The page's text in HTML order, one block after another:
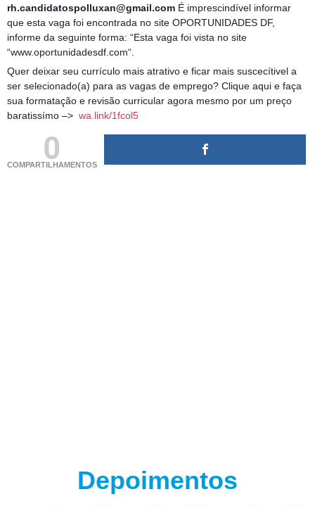
rh.candidatospolluxan@gmail.com É imprescindível informar
que esta vaga foi encontrada no site OPORTUNIDADES DF,
informe da seguinte forma: “Esta vaga foi vista no site
“www.oportunidadesdf.com“.
Quer deixar seu currículo mais atrativo e ficar mais suscecítivel a
ser selecionado(a) para as vagas de emprego? Clique aqui e faça
sua formatação e revisão curricular agora mesmo por um preço
baratissímo –> wa.link/1fcol5
0
COMPARTILHAMENTOS
Depoimentos